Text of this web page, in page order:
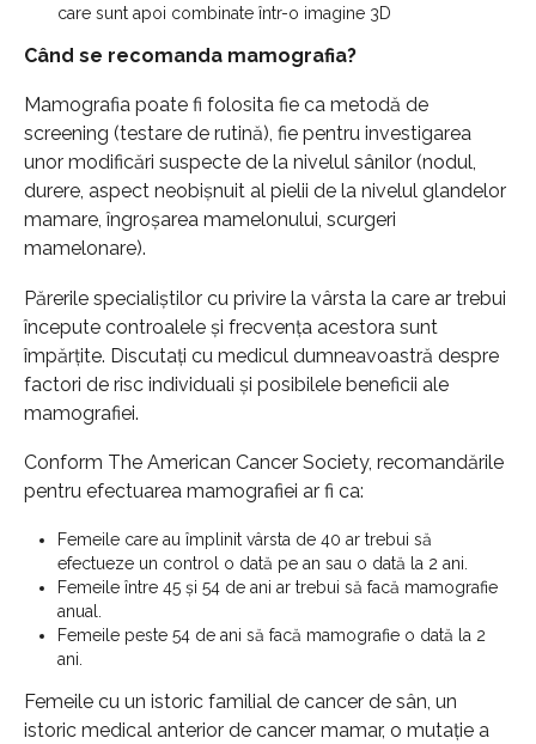
care sunt apoi combinate într-o imagine 3D
Când se recomanda mamografia?
Mamografia poate fi folosita fie ca metodă de
screening (testare de rutină), fie pentru investigarea
unor modificări suspecte de la nivelul sânilor (nodul,
durere, aspect neobișnuit al pielii de la nivelul glandelor
mamare, îngroșarea mamelonului, scurgeri
mamelonare).
Părerile specialiștilor cu privire la vârsta la care ar trebui
începute controalele și frecvența acestora sunt
împărțite. Discutați cu medicul dumneavoastră despre
factori de risc individuali și posibilele beneficii ale
mamografiei.
Conform The American Cancer Society, recomandările
pentru efectuarea mamografiei ar fi ca:
Femeile care au împlinit vârsta de 40 ar trebui să
efectueze un control o dată pe an sau o dată la 2 ani.
Femeile între 45 și 54 de ani ar trebui să facă mamografie
anual.
Femeile peste 54 de ani să facă mamografie o dată la 2
ani.
Femeile cu un istoric familial de cancer de sân, un
istoric medical anterior de cancer mamar, o mutație a